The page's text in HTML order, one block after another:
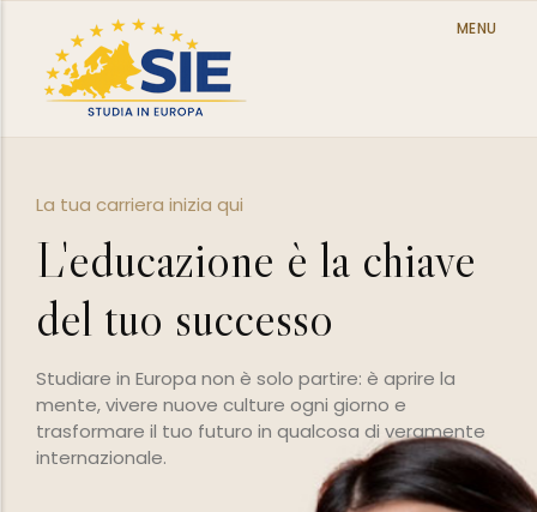
MENU
inizia qui
è la chiave
successo
Europa non è solo partire: è aprire la
nuove culture ogni giorno e
il tuo futuro in qualcosa di veramente
l'inizio